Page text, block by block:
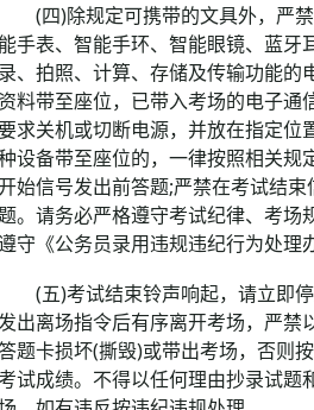
四)除规定可携带的文具外，严禁
手表、智能手环、智能眼镜、蓝牙
、拍照、计算、存储及传输功能的
料带至座位，已带入考场的电子通
求关机或切断电源，并放在指定位
设备带至座位的，一律按照相关规
始信号发出前答题;严禁在考试结
。请务必严格遵守考试纪律、考场
守《公务员录用违规违纪行为处理
五)考试结束铃声响起，请立即停
出离场指令后有序离开考场，严禁
题卡损坏(撕毁)或带出考场，否则
试成绩。不得以任何理由抄录试题